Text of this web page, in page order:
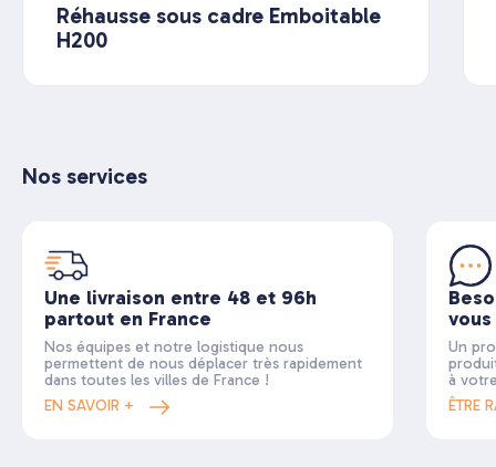
Réhausse sous cadre Emboitable
H200
Nos services
Une livraison entre 48 et 96h
partout en France
Nos équipes et notre logistique nous
permettent de nous déplacer très rapidement
dans toutes les villes de France !
EN SAVOIR +
Un
à
ÊTRE